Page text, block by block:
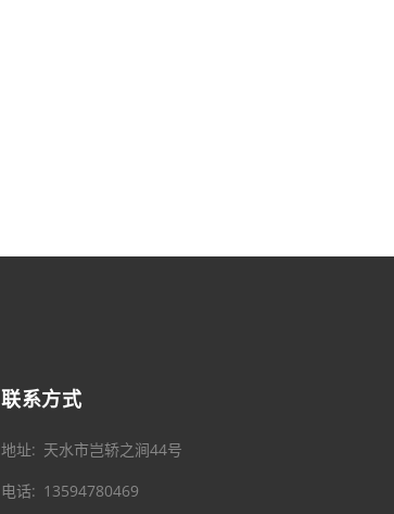
联系方式
地址
天水市岂轿之涧44号
电话
13594780469